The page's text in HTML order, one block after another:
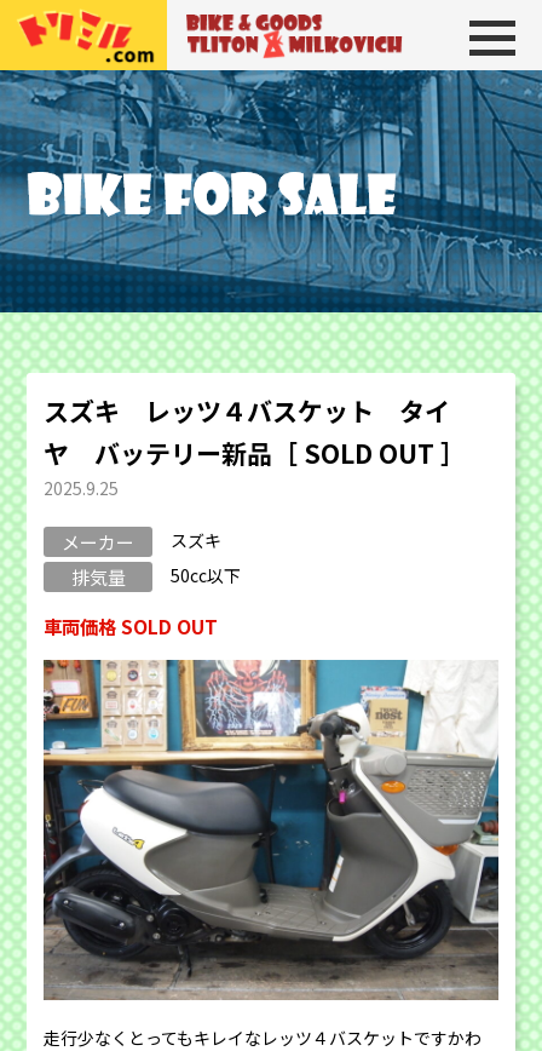
トリトン＆ミルコビッチ BIKE＆
スズキ レッツ４バスケット タイ
ヤ バッテリー新品［ SOLD OUT ］
2025.9.25
メーカー スズキ
排気量 50cc以下
車両価格 SOLD OUT
走行少なくとってもキレイなレッツ４バスケットですかわ